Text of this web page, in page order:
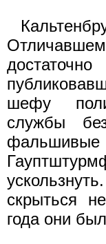
шефу
службы
скрыться
года они